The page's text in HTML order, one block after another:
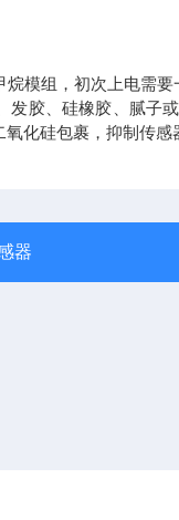
模组，初次上电需
发胶、硅橡胶、腻子
化硅包裹，抑制传
器